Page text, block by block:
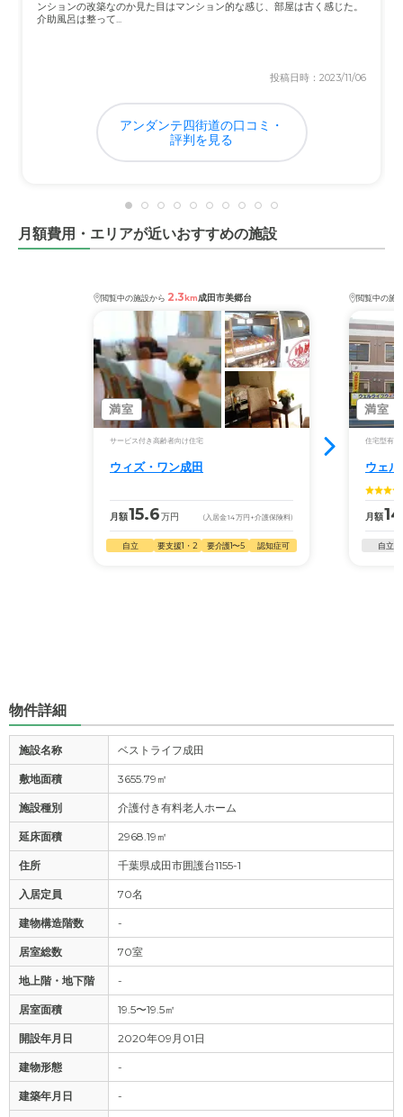
ンションの改築なのか見た目はマンション的な感じ、部屋は古く感じた。
介助風呂は整って...
投稿日時：2023/11/06
アンダンテ四街道の口コミ・
評判を見る
月額費用・エリアが近いおすすめの施設
閲覧中の施設から 2.3km成田市美郷台
満室
サービス付き高齢者向け住宅
ウィズ・ワン成田
月額15.6万円 (入居金14万円 +介護保険料)
自立 要支援1・2 要介護1〜5 認知症可
閲覧中の施
満室
住宅型有料
ウェ
月額
自立
物件詳細
施設名称 ベストライフ成田
敷地面積 3655.79㎡
施設種別 介護付き有料老人ホーム
延床面積 2968.19㎡
住所 千葉県成田市囲護台1155-1
入居定員 70名
建物構造階数 -
居室総数 70室
地上階・地下階 -
居室面積 19.5〜19.5㎡
開設年月日 2020年09月01日
建物形態 -
建築年月日 -